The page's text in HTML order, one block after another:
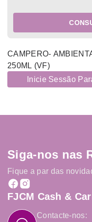
CAMPERO-
250ML (VF)
Inicie Sessão
Siga-nos nas
Fique a par das
FJCM Cash &
Contacte-nos: